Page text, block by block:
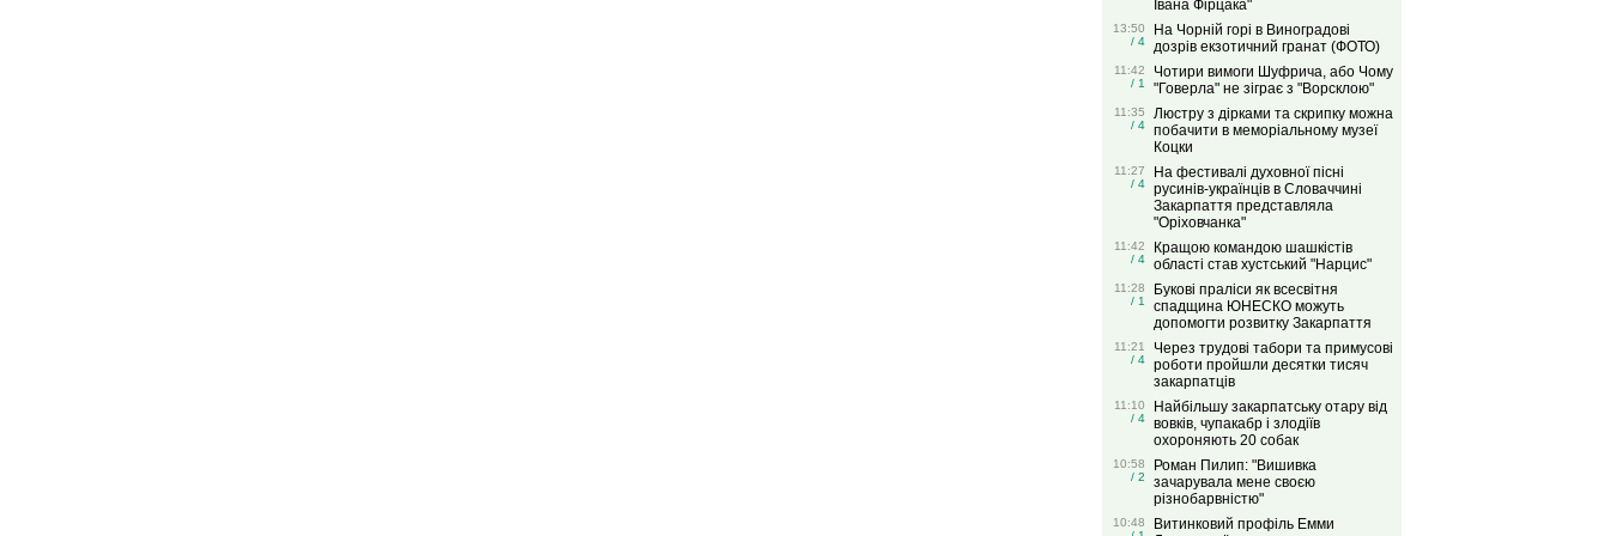
Івана Фірцака"
13:50
/ 4
На Чорній горі в Виноградові
дозрів екзотичний гранат (ФОТО)
11:42
/ 1
Чотири вимоги Шуфрича, або Чому
"Говерла" не зіграє з "Ворсклою"
11:35
/ 4
Люстру з дірками та скрипку можна
побачити в меморіальному музеї
Коцки
11:27
/ 4
На фестивалі духовної пісні
русинів-українців в Словаччині
Закарпаття представляла
"Оріховчанка"
11:42
/ 4
Кращою командою шашкістів
області став хустський "Нарцис"
11:28
/ 1
Букові праліси як всесвітня
спадщина ЮНЕСКО можуть
допомогти розвитку Закарпаття
11:21
/ 4
Через трудові табори та примусові
роботи пройшли десятки тисяч
закарпатців
11:10
/ 4
Найбільшу закарпатську отару від
вовків, чупакабр і злодіїв
охороняють 20 собак
10:58
/ 2
Роман Пилип: "Вишивка
зачарувала мене своєю
різнобарвністю"
10:48
Витинковий профіль Емми